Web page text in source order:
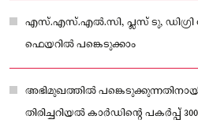
എസ്.എസ്.എൽ.സി, പ്ലസ് ടു,
ഫെയറിൽ പങ്കെടുക്കാം
അഭിമുഖത്തിൽ
തിരിച്ചറിയൽ കാർഡിൻ്റെ പകർപ്പ്